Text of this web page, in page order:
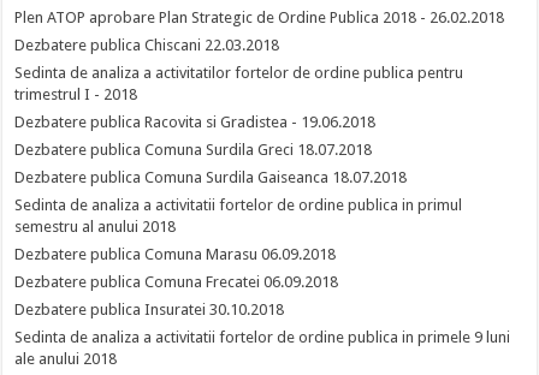
Plen ATOP aprobare Plan Strategic de Ordine Publica 2018 - 26.02.2018
Dezbatere publica Chiscani 22.03.2018
Sedinta de analiza a activitatilor fortelor de ordine publica pentru
trimestrul I - 2018
Dezbatere publica Racovita si Gradistea - 19.06.2018
Dezbatere publica Comuna Surdila Greci 18.07.2018
Dezbatere publica Comuna Surdila Gaiseanca 18.07.2018
Sedinta de analiza a activitatii fortelor de ordine publica in primul
semestru al anului 2018
Dezbatere publica Comuna Marasu 06.09.2018
Dezbatere publica Comuna Frecatei 06.09.2018
Dezbatere publica Insuratei 30.10.2018
Sedinta de analiza a activitatii fortelor de ordine publica in primele 9 luni
ale anului 2018